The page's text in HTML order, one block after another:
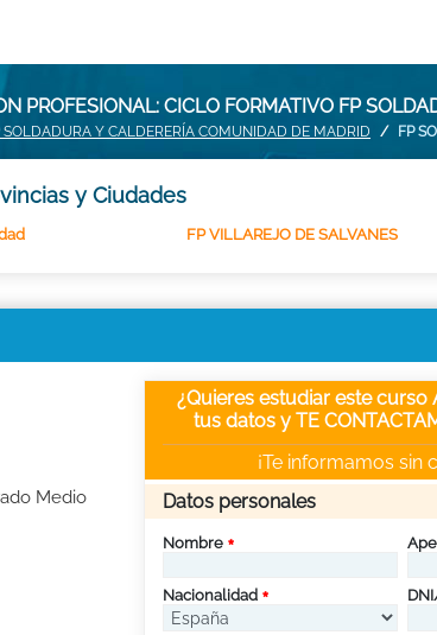
PROFESIONAL: CICLO FORMATIVO FP
SOLDADURA Y CALDERERÍA COMUNIDAD DE MADRID FP
y Ciudades
FP VILLAREJO DE SALVANES
Medio
¿Quieres estudiar este curso
tus datos y TE
¡Te informamos sin
Datos personales
Nombre
Nacionalidad